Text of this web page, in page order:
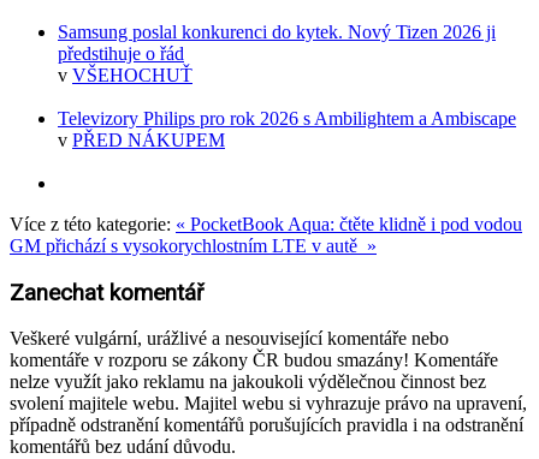
Samsung poslal konkurenci do kytek. Nový Tizen 2026 ji
předstihuje o řád
v VŠEHOCHUŤ
Televizory Philips pro rok 2026 s Ambilightem a Ambiscape
v PŘED NÁKUPEM
Více z této kategorie: « PocketBook Aqua: čtěte klidně i pod vodou
GM přichází s vysokorychlostním LTE v autě »
Zanechat komentář
Veškeré vulgární, urážlivé a nesouvisející komentáře nebo
komentáře v rozporu se zákony ČR budou smazány! Komentáře
nelze využít jako reklamu na jakoukoli výdělečnou činnost bez
svolení majitele webu. Majitel webu si vyhrazuje právo na upravení,
případně odstranění komentářů porušujících pravidla i na odstranění
komentářů bez udání důvodu.